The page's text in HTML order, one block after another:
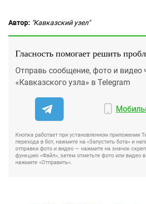
Автор: "Кавказский узел"
Гласность помогает решить
Отправь сообщение, фото и видео
«Кавказского узла» в Telegram
Кнопка работает при установленном приложении
перехода в бот, нажмите на «Запустить бота» и
отправки фото и видео — нажмите на значок
функцию «Файл», затем отметьте фото или видео
нажмите «Отправить».